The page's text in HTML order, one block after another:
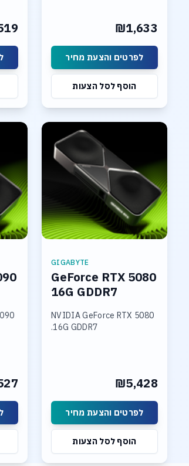
₪1,633
לפרטים והצעת מחיר
הוסף לסל הצעות
GIGABYTE
GeForce RTX 5080
16G GDDR7
NVIDIA GeForce RTX 5080
16G GDDR7.
₪5,428
לפרטים והצעת מחיר
הוסף לסל הצעות